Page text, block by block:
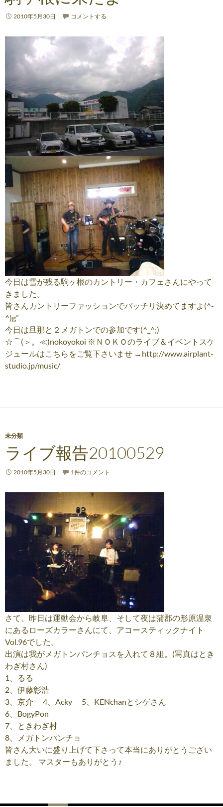
2010年5月30日 コメントする
今日は雪が残る駒ヶ根のカントリー・カフェさんにやって
きました。
皆さんカントリーファッションでバッチリ決めてますよ(^-
^)g”
今日は旦那と２メガトンでの参加です(^_^;)
☆⌒(＞。≪)nokoyokoi ※ＮＯＫＯのライブ＆イベントスケ
ジュールはこちらをご覧下さいませ →http://www.airplant-
studio.jp/music/
未分類
ライブ報告20100529
2010年5月30日 1件のコメント
さて、昨日は運動会から岐阜、そして夜は蒲郡の形原温泉
にあるローズカラーさんにて、アコースティックナイト
Vol.96でした。
出演は我がメガトンパンチョスを入れて８組。(写真はとき
わぎ村さん)
1、るる
2、伊藤彰浩
3、京介 4、Acky 5、KENchanとシゲさん
6、BogyPon
7、ときわぎ村
8、メガトンパンチョ
皆さん大いに盛り上げて下さって本当にありがとうござい
ました。 マスターもありがとう♪